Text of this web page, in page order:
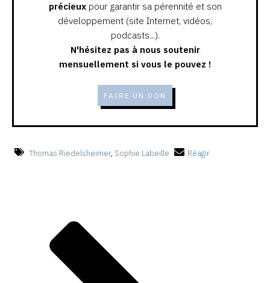
précieuxpour garantir sa pérennité et son
développement (site Internet, vidéos,
podcasts...).
N'hésitez pas à nous soutenir
mensuellement si vous le pouvez !
FAIRE UN DON
Thomas Riedelsheimer, Sophie Labeille Réagir